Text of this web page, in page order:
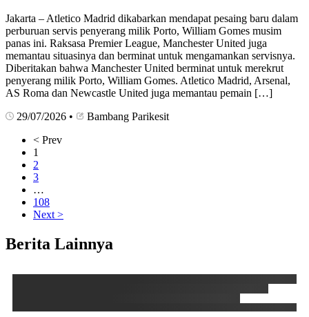
Jakarta – Atletico Madrid dikabarkan mendapat pesaing baru dalam
perburuan servis penyerang milik Porto, William Gomes musim
panas ini. Raksasa Premier League, Manchester United juga
memantau situasinya dan berminat untuk mengamankan servisnya.
Diberitakan bahwa Manchester United berminat untuk merekrut
penyerang milik Porto, William Gomes. Atletico Madrid, Arsenal,
AS Roma dan Newcastle United juga memantau pemain […]
29/07/2026 •
Bambang Parikesit
< Prev
1
2
3
…
108
Next >
Berita Lainnya